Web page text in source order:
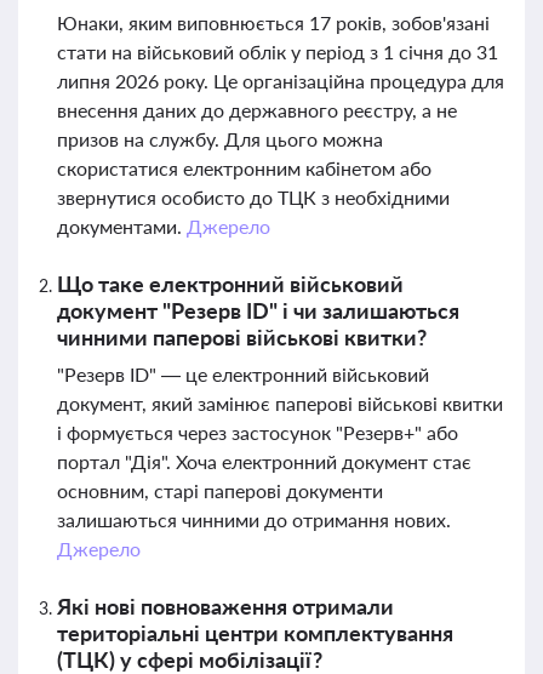
Юнаки, яким виповнюється 17 років, зобов'язані
стати на військовий облік у період з 1 січня до 31
липня 2026 року. Це організаційна процедура для
внесення даних до державного реєстру, а не
призов на службу. Для цього можна
скористатися електронним кабінетом або
звернутися особисто до ТЦК з необхідними
документами. Джерело
Що таке електронний військовий
документ "Резерв ID" і чи залишаються
чинними паперові військові квитки?
"Резерв ID" — це електронний військовий
документ, який замінює паперові військові квитки
і формується через застосунок "Резерв+" або
портал "Дія". Хоча електронний документ стає
основним, старі паперові документи
залишаються чинними до отримання нових.
Джерело
Які нові повноваження отримали
територіальні центри комплектування
(ТЦК) у сфері мобілізації?